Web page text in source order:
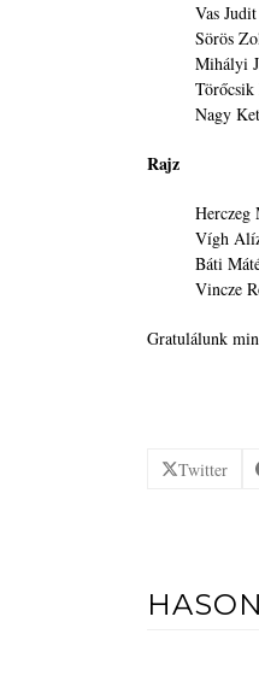
Vas
Sörös
Mihályi
Törőcsik
Nagy
Rajz
Herczeg
Vígh
Báti
Vincze
Gratulálunk
Twitter